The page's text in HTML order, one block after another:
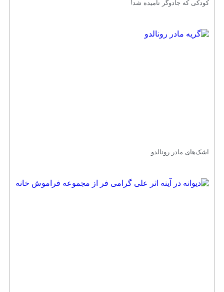
کودکی که جادوگر نامیده شد!
اشک‌های مادر رونالدو